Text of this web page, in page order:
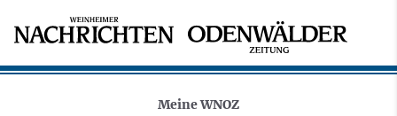
Meine WNOZ